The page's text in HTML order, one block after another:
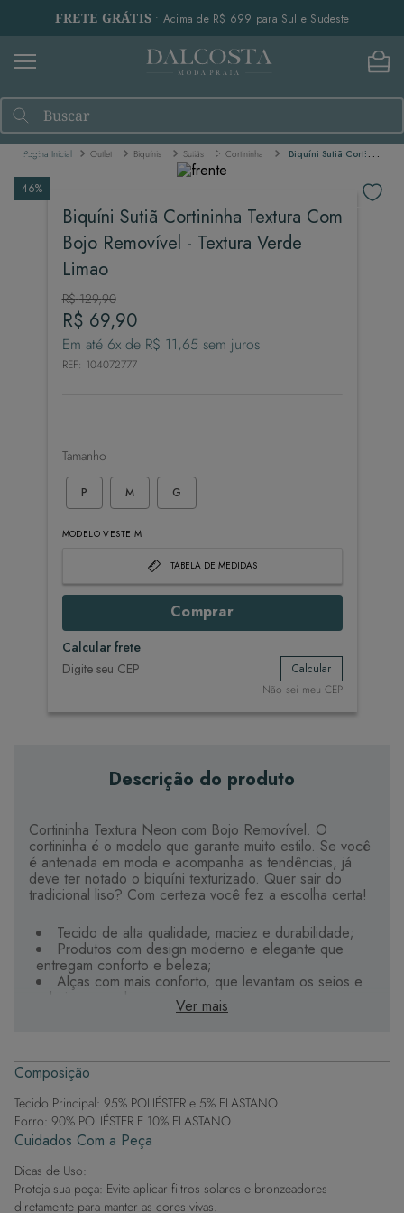
FRETE GRÁTIS • Acima de R$ 699 para Sul e Sudeste
Buscar
Outlet Biquínis Sutiãs Cortininha Biquíni Sutiã Cortininha Textura Com Bojo Removível - Textura Verde Limao
46%
Biquíni Sutiã Cortininha Textura Com
Bojo Removível - Textura Verde
Limao
R$ 129,90
R$ 69,90
Em até 6x de R$ 11,65 sem juros
REF: 104072777
Tamanho
P M G
MODELO VESTE M
TABELA DE MEDIDAS
Comprar
Calcular frete
Calcular
Não sei meu CEP
Descrição do produto
Cortininha Textura Neon com Bojo Removível. O
cortininha é o modelo que garante muito estilo. Se você
é antenada em moda e acompanha as tendências, já
deve ter notado o biquíni texturizado. Quer sair do
tradicional liso? Com certeza você fez a escolha certa!
Tecido de alta qualidade, maciez e durabilidade;
Produtos com design moderno e elegante que
entregam conforto e beleza;
Alças com mais conforto, que levantam os seios e
valorizam o colo;
Bojo maleável e impermeável, super macio e que
sua peça única.
Ver mais
Composição
Tecido Principal: 95% POLIÉSTER e 5% ELASTANO
Forro: 90% POLIÉSTER E 10% ELASTANO
Cuidados Com a Peça
Dicas de Uso:
Proteja sua peça: Evite aplicar filtros solares e bronzeadores
diretamente para manter as cores vivas.